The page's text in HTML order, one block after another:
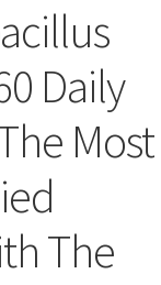
Daily
Most
The